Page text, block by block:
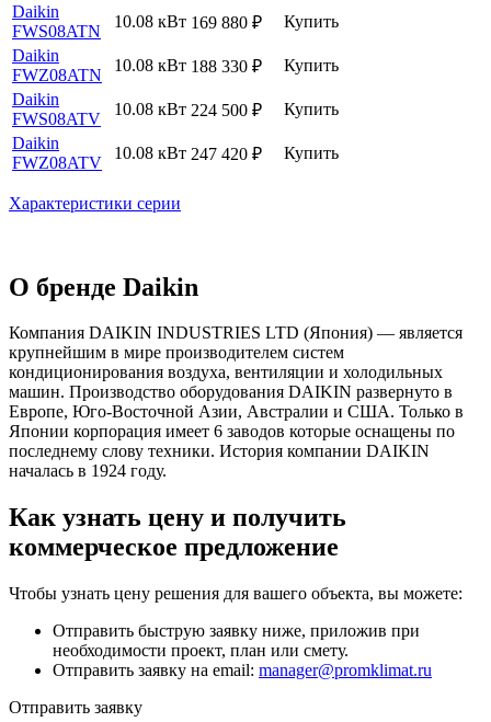
Daikin
FWS08ATN
10.08 кВт 169 880 ₽
Купить
Daikin
FWZ08ATN
10.08 кВт 188 330 ₽
Купить
Daikin
FWS08ATV
10.08 кВт 224 500 ₽
Купить
Daikin
FWZ08ATV
10.08 кВт 247 420 ₽ Купить
Характеристики серии
О бренде Daikin
Компания DAIKIN INDUSTRIES LTD (Япония) — является
крупнейшим в мире производителем систем
кондиционирования воздуха, вентиляции и холодильных
машин. Производство оборудования DAIKIN развернуто в
Европе, Юго-Восточной Азии, Австралии и США. Только в
Японии корпорация имеет 6 заводов которые оснащены по
последнему слову техники. История компании DAIKIN
началась в 1924 году.
Как узнать цену и получить
коммерческое предложение
Чтобы узнать цену решения для вашего объекта, вы можете:
Отправить быструю заявку ниже, приложив при
необходимости проект, план или смету.
Отправить заявку на email: manager@promklimat.ru
Отправить заявку